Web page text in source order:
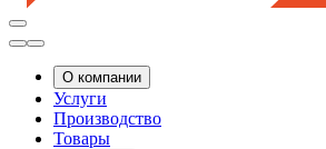
О компании
Услуги
Производство
Товары